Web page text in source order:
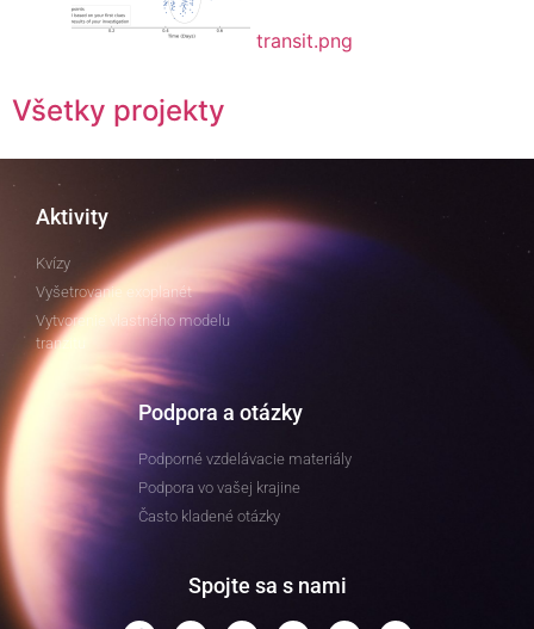
transit.png
Všetky projekty
Aktivity
Kvízy
Vyšetrovanie exoplanét
Vytvorenie vlastného modelu
tranzitu
Podpora a otázky
Podporné vzdelávacie materiály
Podpora vo vašej krajine
Často kladené otázky
Spojte sa s nami